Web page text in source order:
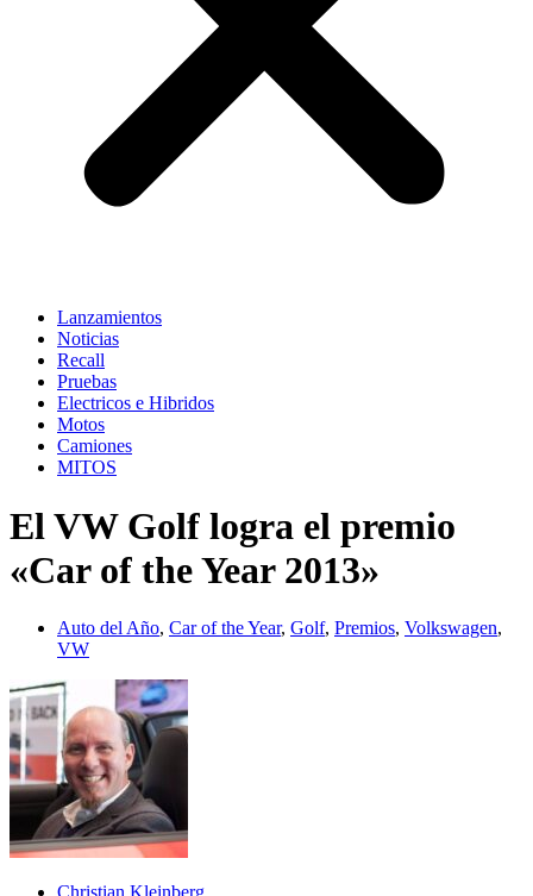
Lanzamientos
Noticias
Recall
Pruebas
Electricos e Hibridos
Motos
Camiones
MITOS
El VW Golf logra el premio
«Car of the Year 2013»
Auto del Año, Car of the Year, Golf, Premios, Volkswagen,
VW